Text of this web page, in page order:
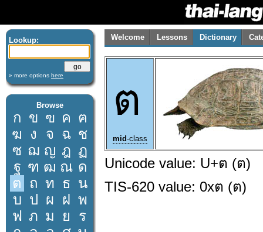
Lookup:
» more options here
Browse
ก ข ฃ ค ฅ
ฆ ง จ ฉ ช
ซ ฌ ญ ฎ ฏ
ฐ ฑ ฒ ณ ด
ต ถ ท ธ น
บ ป ผ ฝ พ
ฟ ภ ม ย
ร
Welcome Lessons Dictionary
ต
mid-class
Unicode value: U+ต (ต)
TIS-620 value: 0xต (ต)